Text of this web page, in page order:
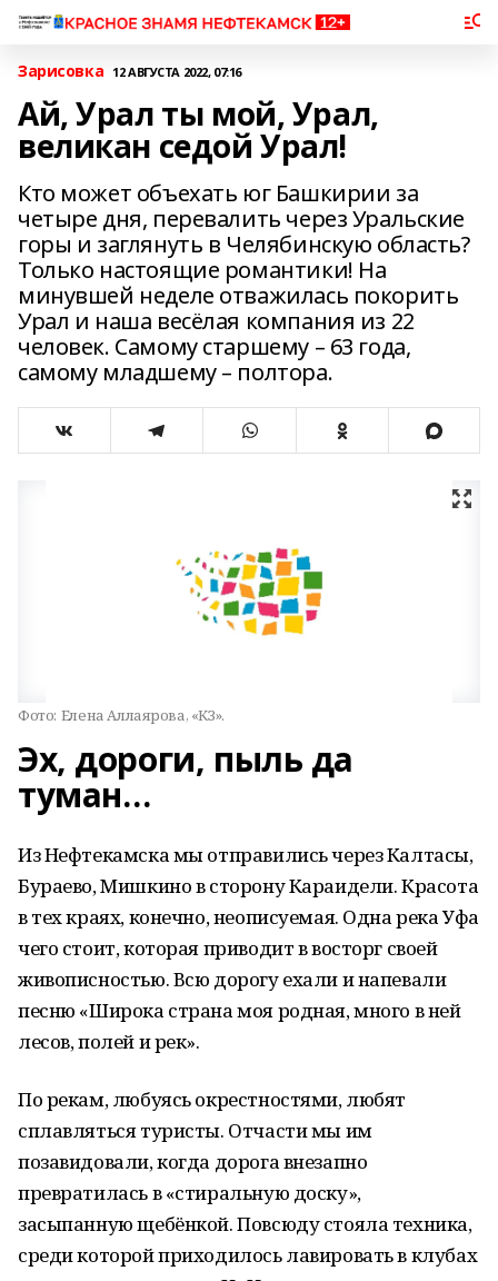
Зарисовка 12 АВГУСТА 2022, 07:16
Ай, Урал ты мой, Урал,
великан седой Урал!
Кто может объехать юг Башкирии за
четыре дня, перевалить через Уральские
горы и заглянуть в Челябинскую область?
Только настоящие романтики! На
минувшей неделе отважилась покорить
Урал и наша весёлая компания из 22
человек. Самому старшему – 63 года,
самому младшему – полтора.
Фото: Елена Аллаярова, «КЗ».
Эх, дороги, пыль да
туман…
Из Нефтекамска мы отправились через Калтасы,
Бураево, Мишкино в сторону Караидели. Красота
в тех краях, конечно, неописуемая. Одна река Уфа
чего стоит, которая приводит в восторг своей
живописностью. Всю дорогу ехали и напевали
песню «Широка страна моя родная, много в ней
лесов, полей и рек».
По рекам, любуясь окрестностями, любят
сплавляться туристы. Отчасти мы им
позавидовали, когда дорога внезапно
превратилась в «стиральную доску»,
засыпанную щебёнкой. Повсюду стояла техника,
среди которой приходилось лавировать в клубах